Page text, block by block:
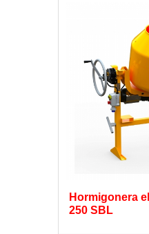
Hormigonera
250 SBL